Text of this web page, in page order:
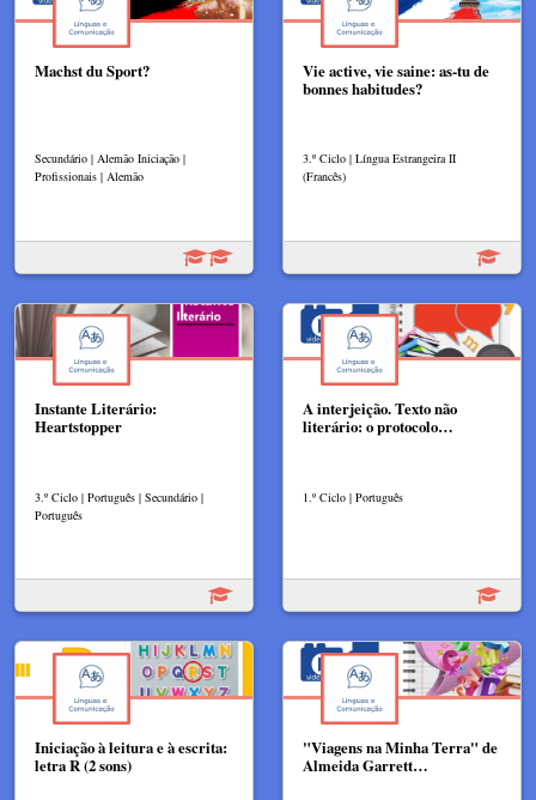
Machst du Sport?
Secundário | Alemão Iniciação |
Profissionais | Alemão
Vie active, vie saine: as-tu de
bonnes habitudes?
3.º Ciclo | Língua Estrangeira II
(Francês)
Instante Literário:
Heartstopper
3.º Ciclo | Português | Secundário |
Português
A interjeição. Texto não
literário: o protocolo…
1.º Ciclo | Português
Iniciação à leitura e à escrita:
letra R (2 sons)
"Viagens na Minha Terra" de
Almeida Garrett…